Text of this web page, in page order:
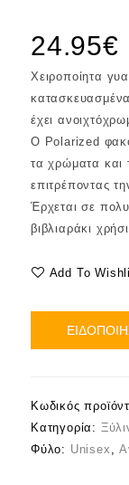
24.95€
Χειροποίητα
έχει
Ο Polarized
τα χρώματα και
επιτρέποντας
Έρχεται σε
βιβλιαράκι
Add To
Κωδικός
Κατηγορία:
Φύλο: Unisex ,